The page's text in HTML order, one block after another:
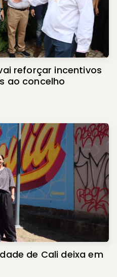
reforçar incentivos
ao concelho
Cali deixa em